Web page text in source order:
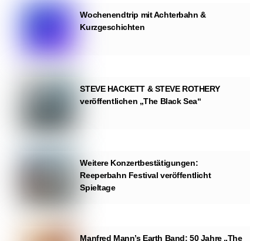
Wochenendtrip mit Achterbahn &
Kurzgeschichten
STEVE HACKETT & STEVE ROTHERY
veröffentlichen „The Black Sea“
Weitere Konzertbestätigungen:
Reeperbahn Festival veröffentlicht
Spieltage
Manfred Mann’s Earth Band: 50 Jahre „The